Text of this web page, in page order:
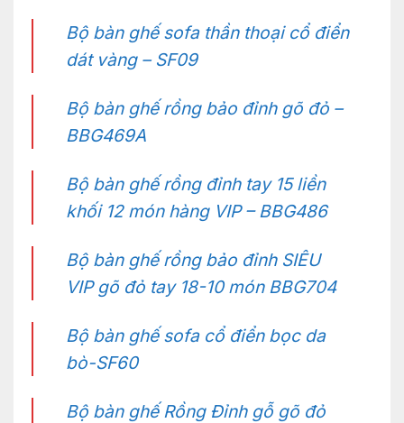
Bộ bàn ghế sofa thần thoại cổ điển
dát vàng – SF09
Bộ bàn ghế rồng bảo đỉnh gõ đỏ –
BBG469A
Bộ bàn ghế rồng đỉnh tay 15 liền
khối 12 món hàng VIP – BBG486
Bộ bàn ghế rồng bảo đỉnh SIÊU
VIP gõ đỏ tay 18-10 món BBG704
Bộ bàn ghế sofa cổ điển bọc da
bò-SF60
Bộ bàn ghế Rồng Đỉnh gỗ gõ đỏ